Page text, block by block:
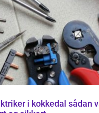
i kokkedal sådan vælger du